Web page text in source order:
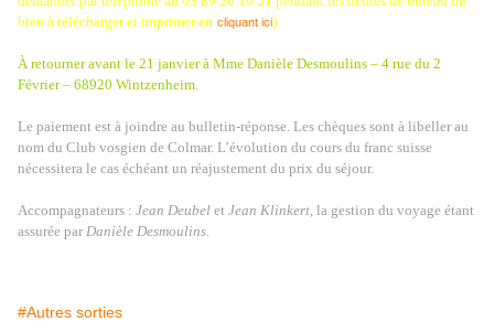
bien à télécharger et imprimer en cliquant ici).
À retourner avant le 21 janvier à Mme Danièle Desmoulins – 4 rue du 2
Février – 68920 Wintzenheim.
Le paiement est à joindre au bulletin-réponse. Les chèques sont à libeller au
nom du Club vosgien de Colmar. L’évolution du cours du franc suisse
nécessitera le cas échéant un réajustement du prix du séjour.
Accompagnateurs : Jean Deubel et Jean Klinkert , la gestion du voyage étant
assurée par Danièle Desmoulins
#Autres sorties